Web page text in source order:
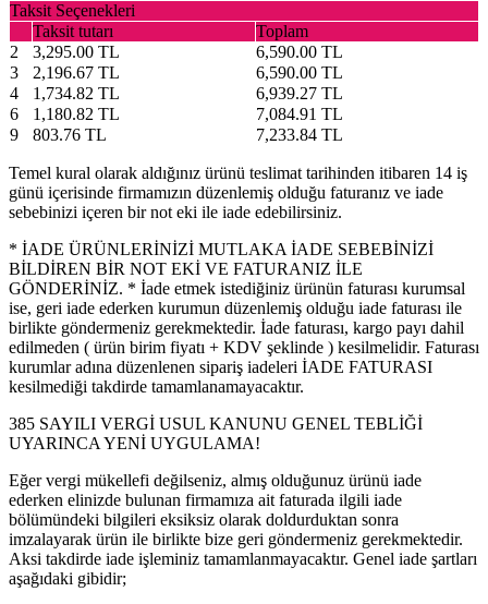
Taksit Seçenekleri
Taksit tutarı
Toplam
2
3,295.00 TL
6,590.00 TL
3
2,196.67 TL
6,590.00 TL
4
1,734.82 TL
6,939.27 TL
6
1,180.82 TL
7,084.91 TL
9
803.76 TL 7,233.84 TL
Temel kural olarak aldığınız ürünü teslimat tarihinden itibaren 14 iş
günü içerisinde firmamızın düzenlemiş olduğu faturanız ve iade
sebebinizi içeren bir not eki ile iade edebilirsiniz.
* İADE ÜRÜNLERİNİZİ MUTLAKA İADE SEBEBİNİZİ
BİLDİREN BİR NOT EKİ VE FATURANIZ İLE
GÖNDERİNİZ. * İade etmek istediğiniz ürünün faturası kurumsal
ise, geri iade ederken kurumun düzenlemiş olduğu iade faturası ile
birlikte göndermeniz gerekmektedir. İade faturası, kargo payı dahil
edilmeden ( ürün birim fiyatı + KDV şeklinde ) kesilmelidir. Faturası
kurumlar adına düzenlenen sipariş iadeleri İADE FATURASI
kesilmediği takdirde tamamlanamayacaktır.
385 SAYILI VERGİ USUL KANUNU GENEL TEBLİĞİ
UYARINCA YENİ UYGULAMA!
Eğer vergi mükellefi değilseniz, almış olduğunuz ürünü iade
ederken elinizde bulunan firmamıza ait faturada ilgili iade
bölümündeki bilgileri eksiksiz olarak doldurduktan sonra
imzalayarak ürün ile birlikte bize geri göndermeniz gerekmektedir.
Aksi takdirde iade işleminiz tamamlanmayacaktır. Genel iade şartları
aşağıdaki gibidir;